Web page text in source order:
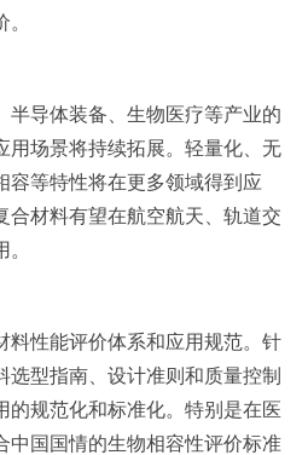
半导体装备、生物医疗等产业的
用场景将持续拓展。轻量化、无
容等特性将在更多领域得到应
合材料有望在航空航天、轨道交
料性能评价体系和应用规范。针
选型指南、设计准则和质量控制
的规范化和标准化。特别是在医
中国国情的生物相容性评价标准